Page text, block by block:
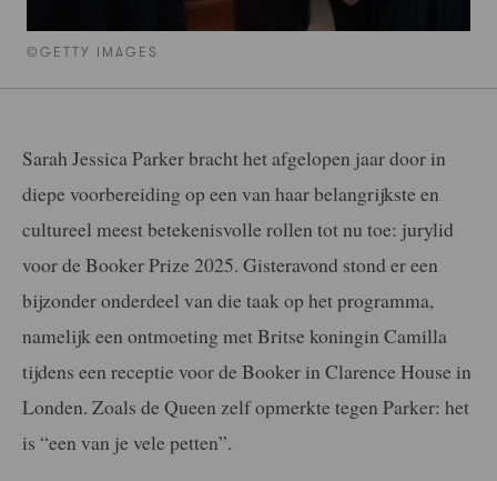
©GETTY IMAGES
Sarah Jessica Parker bracht het afgelopen jaar door in
diepe voorbereiding op een van haar belangrijkste en
cultureel meest betekenisvolle rollen tot nu toe: jurylid
voor de Booker Prize 2025. Gisteravond stond er een
bijzonder onderdeel van die taak op het programma,
namelijk een ontmoeting met Britse koningin Camilla
tijdens een receptie voor de Booker in Clarence House in
Londen. Zoals de Queen zelf opmerkte tegen Parker: het
is “een van je vele petten”.